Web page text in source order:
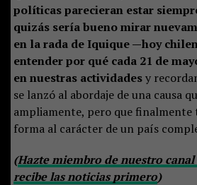
políticas parecieran estar
quizás sería bueno mirar
en la rada de Iquique —hoy
entender por qué cada 21 de
en nuestras actividadesy
se lanzó al abordaje de una causa
ampliamente, pero que
forma al carácter de un país
(Hazte miembro de nuestro
recibe las noticias primero)